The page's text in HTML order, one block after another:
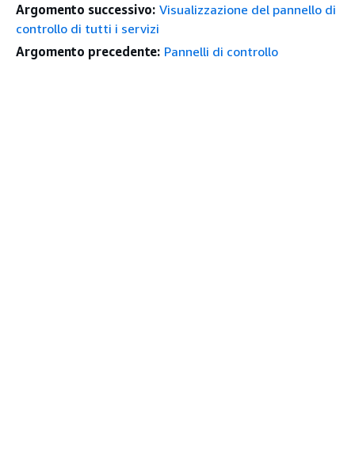
Argomento successivo: Visualizzazione del pannello di
controllo di tutti i servizi
Argomento precedente: Pannelli di controllo